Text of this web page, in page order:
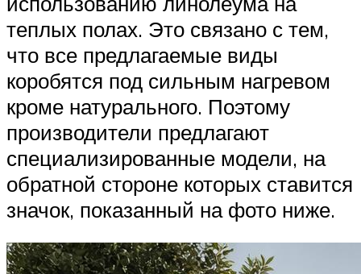
теплых полах. Это связано с тем,
что все предлагаемые виды
коробятся под сильным нагревом
кроме натурального. Поэтому
производители предлагают
специализированные модели, на
обратной стороне которых ставится
значок, показанный на фото ниже.